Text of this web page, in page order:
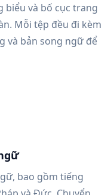
biểu và bố cục trang
Mỗi tệp đều đi kèm
và bản song ngữ để
bao gồm tiếng